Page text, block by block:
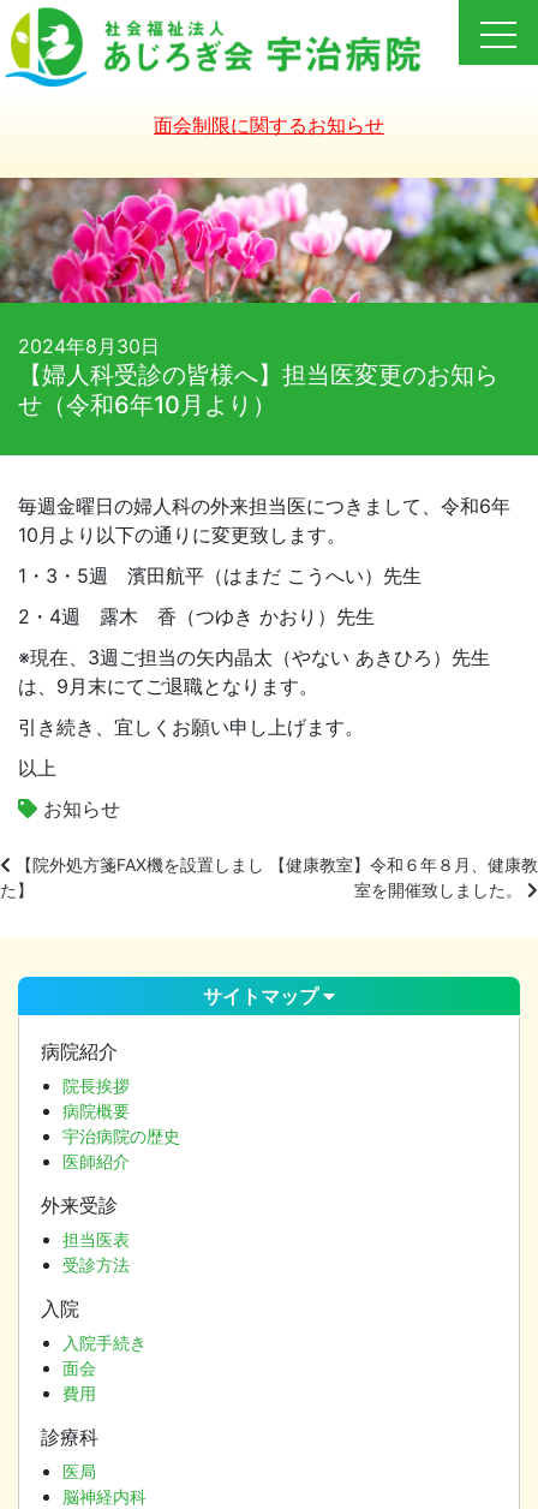
Skip
to
content
面会制限に関するお知らせ
2024年8月30日
【婦人科受診の皆様へ】担当医変更のお知ら
せ（令和6年10月より）
毎週金曜日の婦人科の外来担当医につきまして、令和6年
10月より 以下の通りに変更致します。
1 ・3・ 5週 濱田航平（はまだ こうへい）先生
2 ・ 4週 露木 香（つゆき かおり）先生
※現在、3週ご担当の矢内晶太（やない あきひろ）先生
は、9月末にてご退職となります。
引き続き、宜しくお願い申し上げます。
以上
お知らせ
投
稿
ビ
ゲ
【院外処方箋FAX機を設置しまし
た】
【健康教室】令和６年８月、健康教
室を開催致しました。
サイトマップ
病院紹介
院長挨拶
病院概要
宇治病院の歴史
医師紹介
外来受診
担当医表
受診方法
入院
入院手続き
面会
費用
診療科
医局
脳神経内科